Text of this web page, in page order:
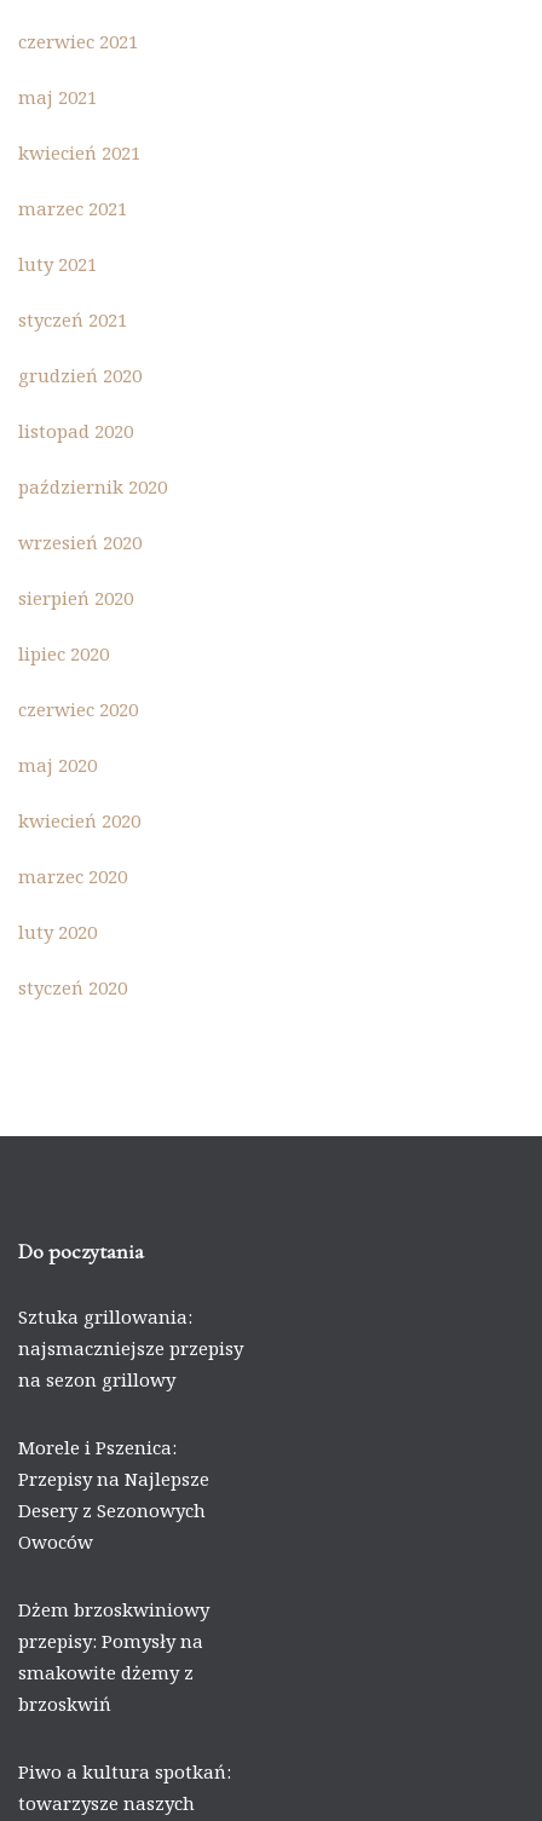
czerwiec 2021
maj 2021
kwiecień 2021
marzec 2021
luty 2021
styczeń 2021
grudzień 2020
listopad 2020
październik 2020
wrzesień 2020
sierpień 2020
lipiec 2020
czerwiec 2020
maj 2020
kwiecień 2020
marzec 2020
luty 2020
styczeń 2020
Do poczytania
Sztuka grillowania:
najsmaczniejsze przepisy
na sezon grillowy
Morele i Pszenica:
Przepisy na Najlepsze
Desery z Sezonowych
Owoców
Dżem brzoskwiniowy
przepisy: Pomysły na
smakowite dżemy z
brzoskwiń
Piwo a kultura spotkań:
towarzysze naszych